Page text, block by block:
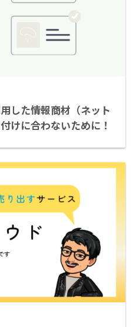
した情報商材（ネット
けに合わないために！